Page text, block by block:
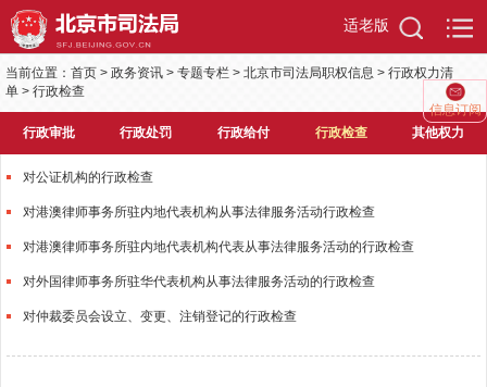
适老版
信息订阅
当前位置： 首页 > 政务资讯 > 专题专栏 > 北京市司法局职权信息 > 行政权力清
单 > 行政检查
行政审批 行政处罚 行政给付 行政检查 其他权力
对公证机构的行政检查
对港澳律师事务所驻内地代表机构从事法律服务活动行政检查
对港澳律师事务所驻内地代表机构代表从事法律服务活动的行政检查
对外国律师事务所驻华代表机构从事法律服务活动的行政检查
对仲裁委员会设立、变更、注销登记的行政检查